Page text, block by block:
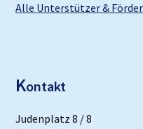
Alle Unterstützer &
Kontakt
Judenplatz 8 / 8